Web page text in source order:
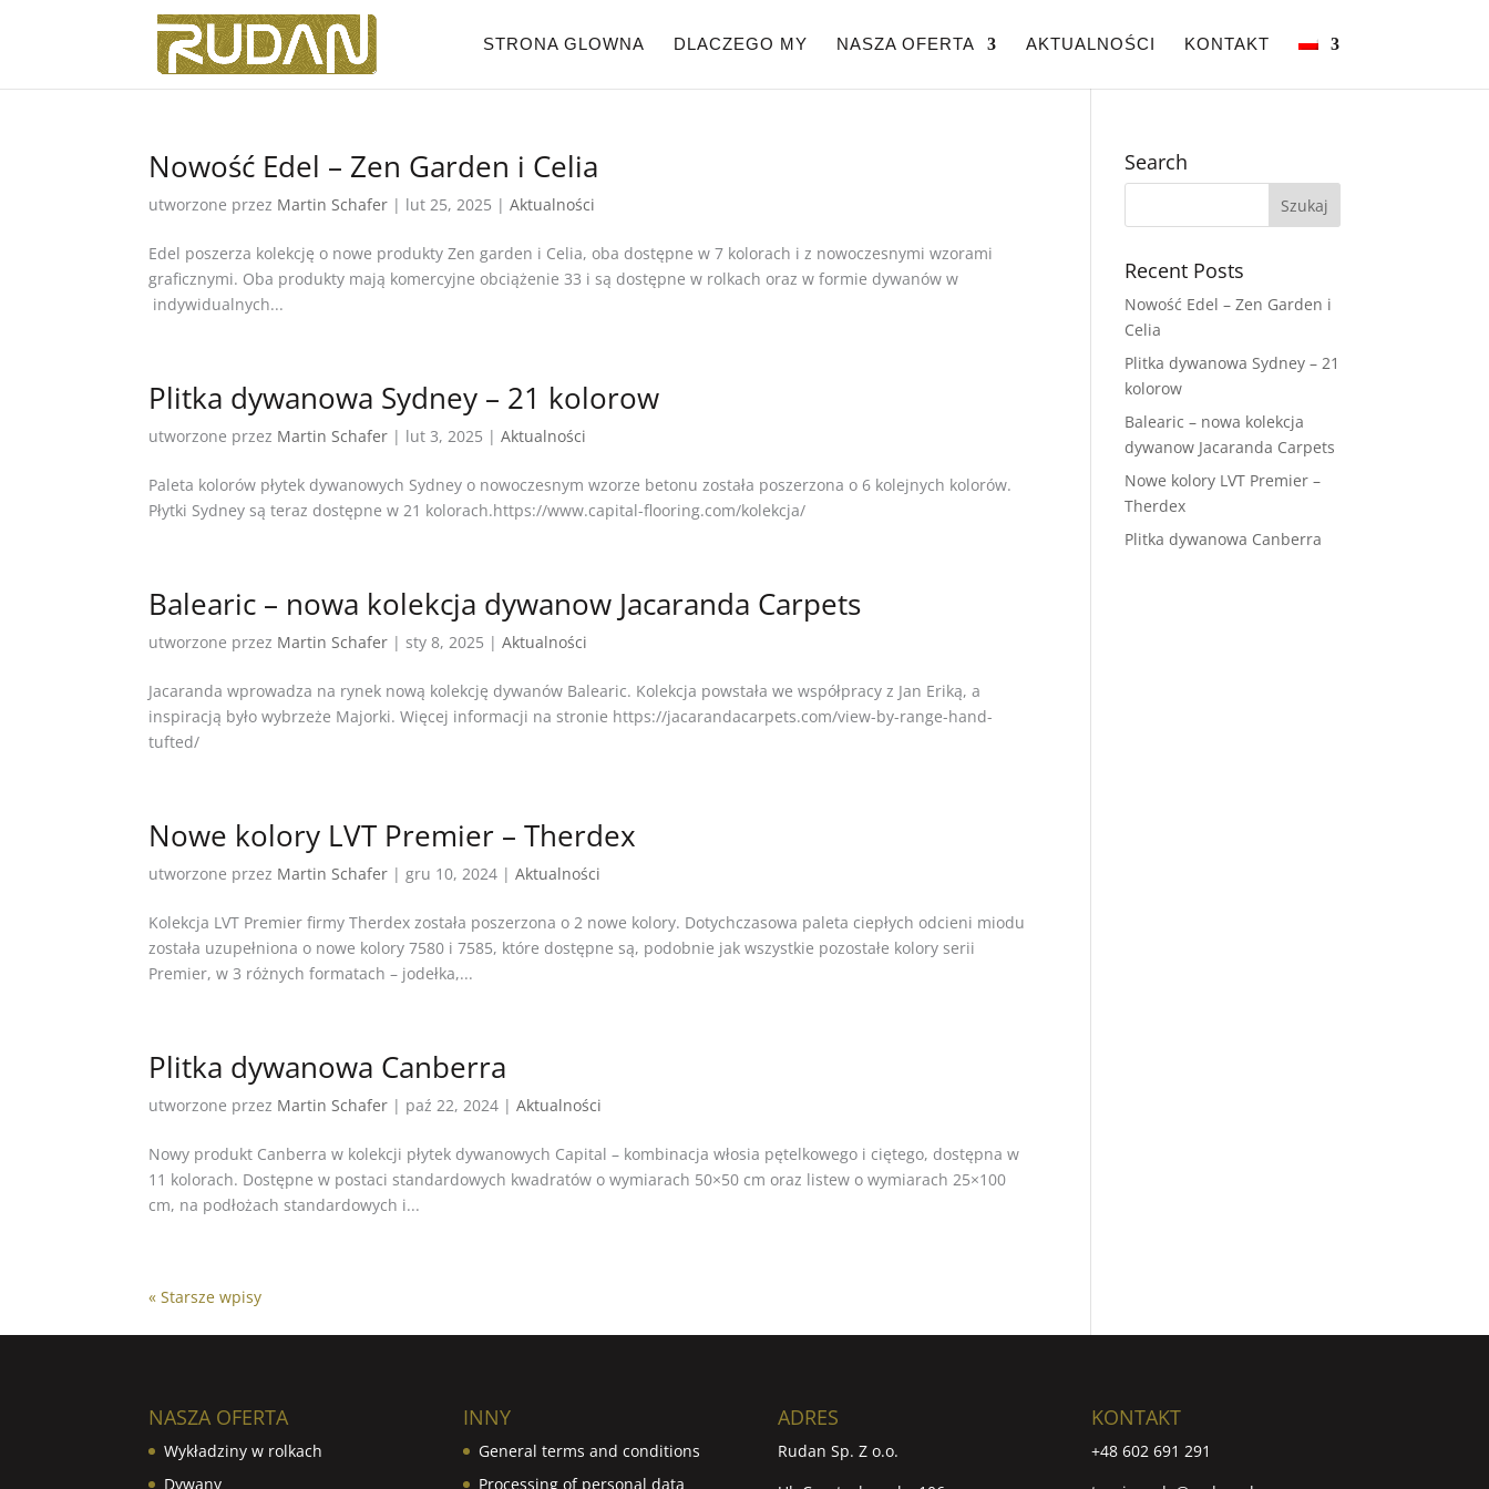
STRONA GLOWNA DLACZEGO MY NASZA OFERTA AKTUALNOŚCI KONTAKT
Nowość Edel – Zen Garden i Celia
utworzone przez Martin Schafer | lut 25, 2025 |Aktualności
Edel poszerza kolekcję o nowe produkty Zen garden i Celia, oba dostępne w 7 kolorach i z nowoczesnymi wzorami
graficznymi. Oba produkty mają komercyjne obciążenie 33 i są dostępne w rolkach oraz w formie dywanów w
indywidualnych...
Plitka dywanowa Sydney – 21 kolorow
utworzone przez Martin Schafer | lut 3, 2025 |Aktualności
Paleta kolorów płytek dywanowych Sydney o nowoczesnym wzorze betonu została poszerzona o 6 kolejnych kolorów.
Płytki Sydney są teraz dostępne w 21 kolorach.https://www.capital-flooring.com/kolekcja/
Balearic – nowa kolekcja dywanow Jacaranda Carpets
utworzone przez Martin Schafer |sty 8, 2025 |Aktualności
Jacaranda wprowadza na rynek nową kolekcję dywanów Balearic. Kolekcja powstała we współpracy z Jan Eriką, a
inspiracją było wybrzeże Majorki. Więcej informacji na stronie https://jacarandacarpets.com/view-by-range-hand-
tufted/
Nowe kolory LVT Premier – Therdex
utworzone przez Martin Schafer |gru 10, 2024 |Aktualności
Kolekcja LVT Premier firmy Therdex została poszerzona o 2 nowe kolory. Dotychczasowa paleta ciepłych odcieni miodu
została uzupełniona o nowe kolory 7580 i 7585, które dostępne są, podobnie jak wszystkie pozostałe kolory serii
Premier, w 3 różnych formatach – jodełka,...
Plitka dywanowa Canberra
utworzone przez Martin Schafer | paź 22, 2024 |Aktualności
Nowy produkt Canberra w kolekcji płytek dywanowych Capital – kombinacja włosia pętelkowego i ciętego, dostępna w
11 kolorach. Dostępne w postaci standardowych kwadratów o wymiarach 50×50 cm oraz listew o wymiarach 25×100
cm, na podłożach standardowych i...
« Starsze wpisy
Search
Recent Posts
Nowość Edel – Zen Garden i
Celia
Plitka dywanowa Sydney – 21
kolorow
Balearic – nowa kolekcja
dywanow Jacaranda Carpets
Nowe kolory LVT Premier –
Therdex
Plitka dywanowa Canberra
NASZA OFERTA
Wykładziny w rolkach
Dywany
INNY
General terms and conditions
Processing of personal data
ADRES
Rudan Sp. Z o.o.
KONTAKT
+48 602 691 291